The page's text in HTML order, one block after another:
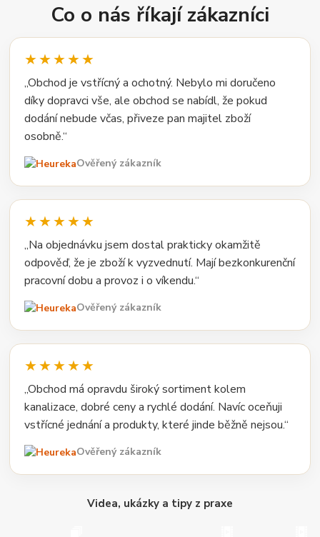
Co o nás říkají zákazníci
★★★★★
„Obchod je vstřícný a ochotný. Nebylo mi doručeno
díky dopravci vše, ale obchod se nabídl, že pokud
dodání nebude včas, přiveze pan majitel zboží
osobně.“
Ověřený zákazník
★★★★★
„Na objednávku jsem dostal prakticky okamžitě
odpověď, že je zboží k vyzvednutí. Mají bezkonkurenční
pracovní dobu a provoz i o víkendu.“
Ověřený zákazník
★★★★★
„Obchod má opravdu široký sortiment kolem
kanalizace, dobré ceny a rychlé dodání. Navíc oceňuji
vstřícné jednání a produkty, které jinde běžně nejsou.“
Ověřený zákazník
Videa, ukázky a tipy z praxe